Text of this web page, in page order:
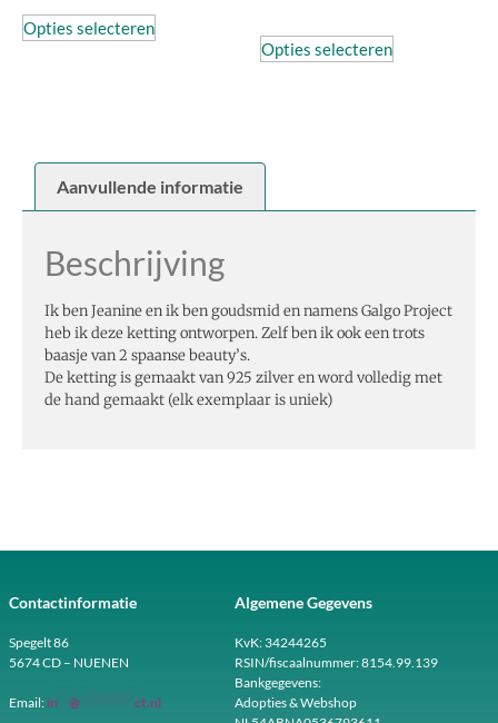
Aanvullende informatie
Beschrijving
Ik ben Jeanine en ik ben goudsmid en namens Galgo Project
heb ik deze ketting ontworpen. Zelf ben ik ook een trots
baasje van 2 spaanse beauty’s.
De ketting is gemaakt van 925 zilver en word volledig met
de hand gemaakt (elk exemplaar is uniek)
Opties selecteren
Opties selecteren
Contactinformatie
Spegelt 86
5674 CD – NUENEN
Email: in @ ct.nl
Algemene Gegevens
KvK: 34244265
RSIN/fiscaalnummer: 8154.99.139
Bankgegevens:
Adopties & Webshop